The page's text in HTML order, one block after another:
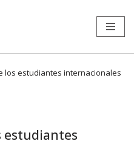
los estudiantes internacionales
estudiantes